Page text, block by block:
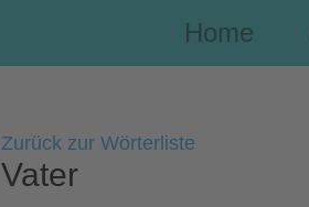
Home
Zurück zur Wörterliste
Vater